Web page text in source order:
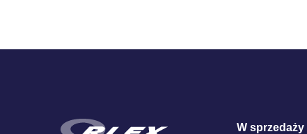
W sprzedaży